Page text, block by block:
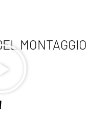
MONTAGGIO